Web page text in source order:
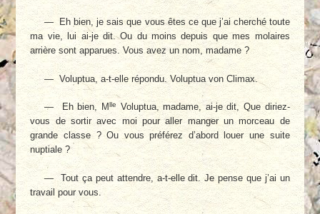
— Eh bien, je sais que vous êtes ce que j’ai cherché toute
ma vie, lui ai-je dit. Ou du moins depuis que mes molaires
arrière sont apparues. Vous avez un nom, madame ?
— Voluptua, a-t-elle répondu. Voluptua von Climax.
— Eh bien, Mlle
Voluptua, madame, ai-je dit, Que diriez-
vous de sortir avec moi pour aller manger un morceau de
grande classe ? Ou vous préférez d’abord louer une suite
nuptiale ?
— Tout ça peut attendre, a-t-elle dit. Je pense que j’ai un
travail pour vous.